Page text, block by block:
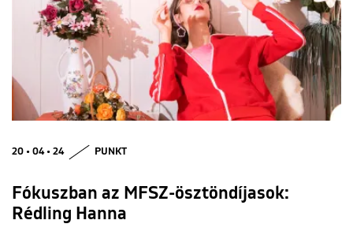
20 • 04 • 24 PUNKT
Fókuszban az MFSZ-ösztöndíjasok:
Rédling Hanna